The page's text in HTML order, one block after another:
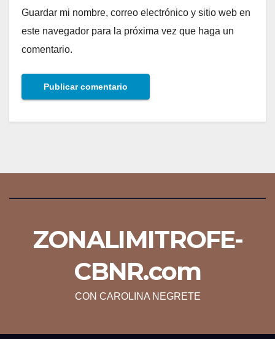
Guardar mi nombre, correo electrónico y sitio web en
este navegador para la próxima vez que haga un
comentario.
ZONALIMITROFE-
CBNR.com
CON CAROLINA NEGRETE